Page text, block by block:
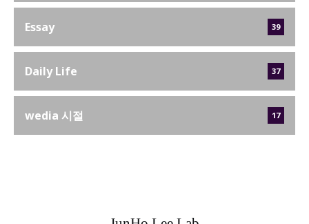
Essay 39
Daily Life 37
wedia 시절 17